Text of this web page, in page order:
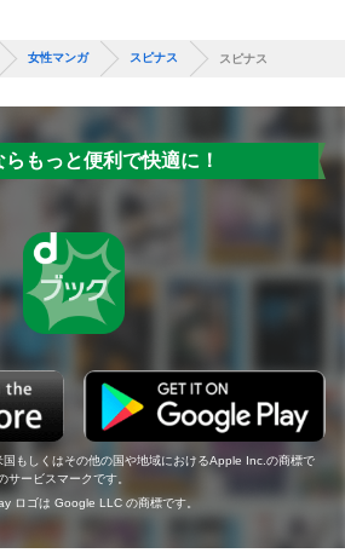
女性マンガ スピナス スピナス
らもっと便利で快適に！
もしくはその他の国や地域におけるApple Inc.の商標で
ービスマークです。
ロゴは Google LLC の商標です。